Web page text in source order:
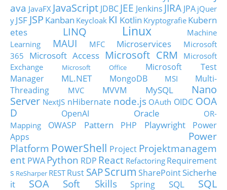
ava JavaFX JavaScript JDBC JEE Jenkins JIRA JPA jQuer
y JSF JSP Kanban Keycloak KI Kotlin Kryptografie Kubern
etes
LINQ Linux
Machine
Learning
MAUI MFC Microservices
Microsoft
365
Microsoft Access Microsoft CRM
Microsoft
Exchange
Microsoft Office
Microsoft Test
Manager
ML.NET MongoDB MSI
Multi-
Threading
MVC MVVM MySQL
Nano
Server NextJS nHibernate node.js OAuth OIDC OOA
D
OpenAI Oracle
OR-
Mapping
OWASP Pattern PHP Playwright
Power
Apps
Power
Platform PowerShell Project Projektmanagem
ent PWA Python RDP React Refactoring Requirement
s ReSharper RESTRust SAPScrum SharePointSicherhe
it
SOA Soft Skills Spring SQL
SQL